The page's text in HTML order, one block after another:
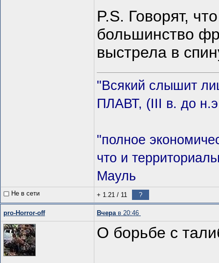
P.S. Говорят,
большинство
выстрела в
"Всякий слышит
ПЛАВТ, (III в. до
"полное
что и
Мауль
Не в сети + 1.21 / 11 ?
pro-Horror-off Вчерав 20:46
О борьбе с